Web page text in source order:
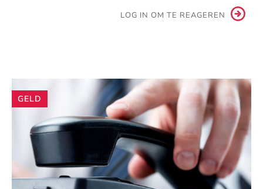
LOG IN OM TE REAGEREN
Andere
artikelen
GELD